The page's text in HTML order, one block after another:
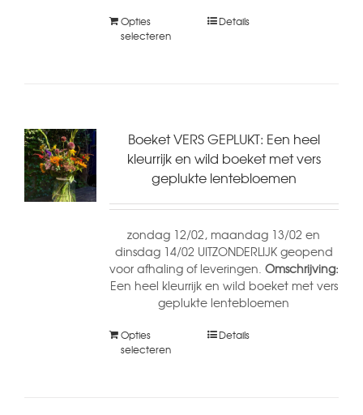
Opties
selecteren
Details
Boeket VERS GEPLUKT: Een heel
kleurrijk en wild boeket met vers
geplukte lentebloemen
zondag 12/02, maandag 13/02 en
dinsdag 14/02 UITZONDERLIJK geopend
voor afhaling of leveringen. Omschrijving:
Een heel kleurrijk en wild boeket met vers
geplukte lentebloemen
Opties
selecteren
Details